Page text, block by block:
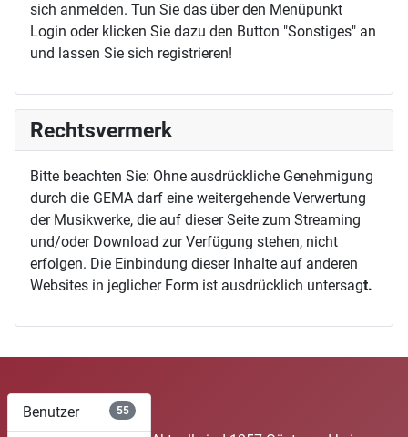
sich anmelden. Tun Sie das über den Menüpunkt
Login oder klicken Sie dazu den Button "Sonstiges" an
und lassen Sie sich registrieren!
Rechtsvermerk
Bitte beachten Sie: Ohne ausdrückliche Genehmigung
durch die GEMA darf eine weitergehende Verwertung
der Musikwerke, die auf dieser Seite zum Streaming
und/oder Download zur Verfügung stehen, nicht
erfolgen. Die Einbindung dieser Inhalte auf anderen
Websites in jeglicher Form ist ausdrücklich untersagt.
Benutzer 55